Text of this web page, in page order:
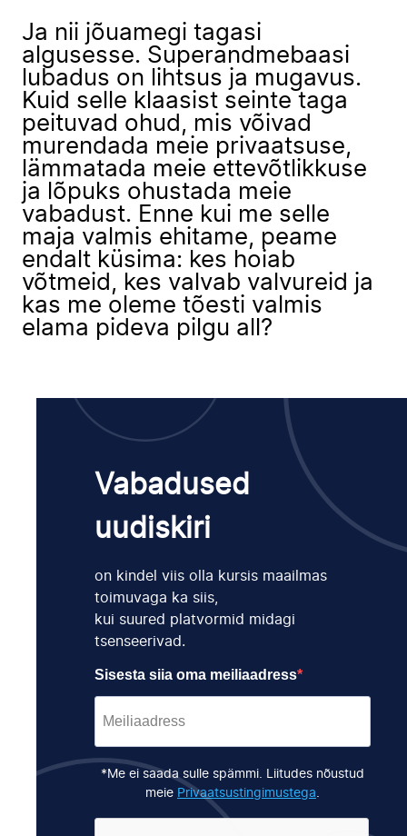
Ja nii jõuamegi tagasi
algusesse. Superandmebaasi
lubadus on lihtsus ja mugavus.
Kuid selle klaasist seinte taga
peituvad ohud, mis võivad
murendada meie privaatsuse,
lämmatada meie ettevõtlikkuse
ja lõpuks ohustada meie
vabadust. Enne kui me selle
maja valmis ehitame, peame
endalt küsima: kes hoiab
võtmeid, kes valvab valvureid ja
kas me oleme tõesti valmis
elama pideva pilgu all?
Vabadused
uudiskiri
on kindel viis olla kursis maailmas
toimuvaga ka siis,
kui suured platvormid midagi
tsenseerivad.
Sisesta siia oma meiliaadress
*Me ei saada sulle spämmi. Liitudes nõustud
meie Privaatsustingimustega.